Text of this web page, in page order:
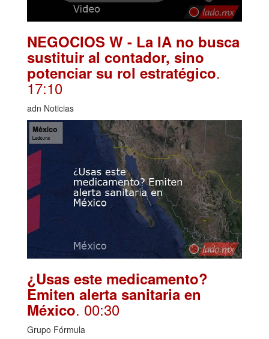
NEGOCIOS W - La IA no busca
sustituir al contador, sino
potenciar su rol estratégico.
17:10
adn Noticias
¿Usas este medicamento?
Emiten alerta sanitaria en
México. 00:30
Grupo Fórmula